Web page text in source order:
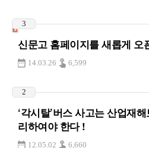
3
신문고 홈페이지를 새롭게 오
14.03.26 6,599
2
‘각시탈’버스 사고는 산업재
리하여야 한다 !
12.05.02 6,660